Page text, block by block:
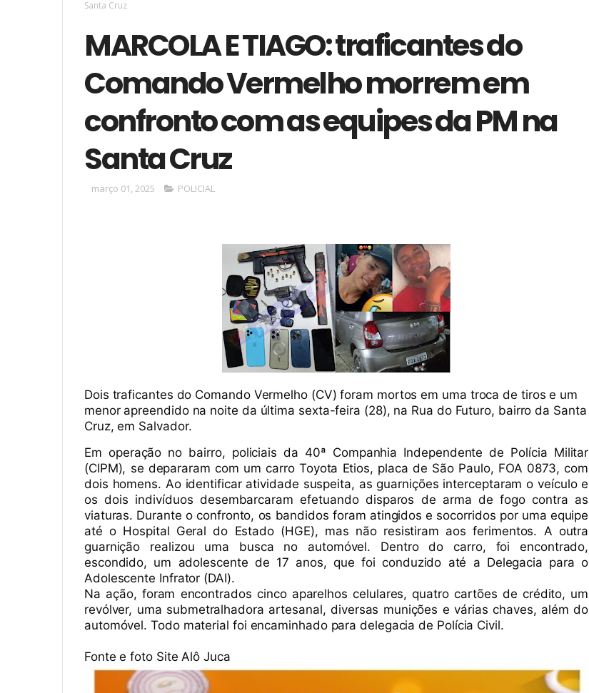
Santa Cruz
MARCOLA E TIAGO: traficantes do
Comando Vermelho morrem em
confronto com as equipes da PM na
Santa Cruz
março 01, 2025 POLICIAL
Dois traficantes do Comando Vermelho (CV) foram mortos em uma troca de tiros e um
menor apreendido na noite da última sexta-feira (28), na Rua do Futuro, bairro da Santa
Cruz, em Salvador.
Em operação no bairro, policiais da 40ª Companhia Independente de Polícia Militar
(CIPM), se depararam com um carro Toyota Etios, placa de São Paulo, FOA 0873, com
dois homens. Ao identificar atividade suspeita, as guarnições interceptaram o veículo e
os dois indivíduos desembarcaram efetuando disparos de arma de fogo contra as
viaturas. Durante o confronto, os bandidos foram atingidos e socorridos por uma equipe
até o Hospital Geral do Estado (HGE), mas não resistiram aos ferimentos. A outra
guarnição realizou uma busca no automóvel. Dentro do carro, foi encontrado,
escondido, um adolescente de 17 anos, que foi conduzido até a Delegacia para o
Adolescente Infrator (DAI).
Na ação, foram encontrados cinco aparelhos celulares, quatro cartões de crédito, um
revólver, uma submetralhadora artesanal, diversas munições e várias chaves, além do
automóvel. Todo material foi encaminhado para delegacia de Polícia Civil.
Fonte e foto Site Alô Juca